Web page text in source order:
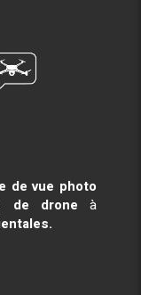
de vue photo
de drone à